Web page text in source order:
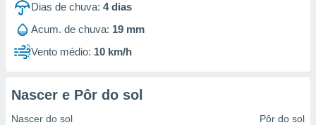
Dias de chuva: 4dias
Acum. de chuva: 19 mm
Vento médio: 10 km/h
Nascer e Pôr do sol
Nascer do sol Pôr do sol